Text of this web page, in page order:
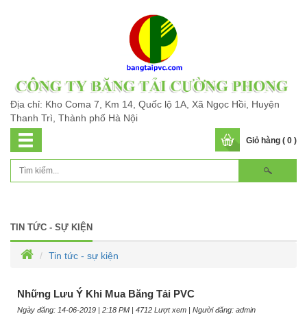
Địa chỉ: Kho Coma 7, Km 14, Quốc lộ 1A, Xã Ngọc Hồi, Huyện
Thanh Trì, Thành phố Hà Nội
Giỏ hàng ( 0 )
TIN TỨC - SỰ KIỆN
Tin tức - sự kiện
Những Lưu Ý Khi Mua Băng Tải PVC
Ngày đăng: 14-06-2019 | 2:18 PM | 4712 Lượt xem | Người đăng: admin